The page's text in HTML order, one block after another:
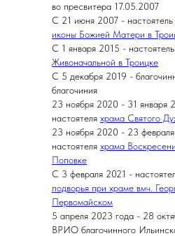
во пресвитера 17.05.2007
С 21 июня 2007 - настоятель
иконы Божией Матери в
С 1 января 2015 - настоятель
Живоначальной в Троицке
С 5 декабря 2019 -
благочиния
23 ноября 2020 - 31 января
настоятеля храма Святого
23 ноября 2020 - 23
настоятеля храма
Поповке
С 3 февраля 2021 -
подворья при храме вмч.
Первомайском
5 апреля 2023 года - 28
ВРИО благочинного